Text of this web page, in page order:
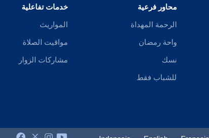
محاور فرعية
الرحمة المهداة
واحة رمضان
نسك
للشباب فقط
خدمات تفاعلية
المواريث
مواقيت الصلاة
مشاركات الزوار